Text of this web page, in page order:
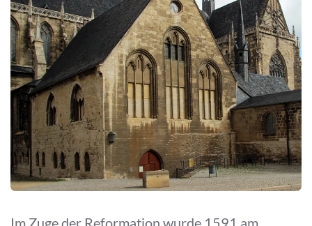
Im Zuge der Reformation wurde 1591 am